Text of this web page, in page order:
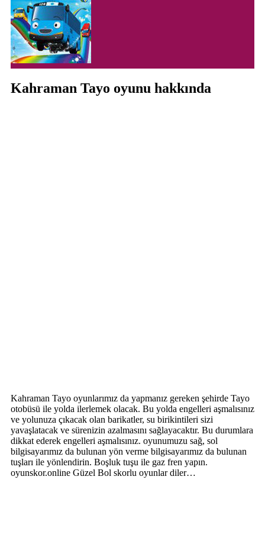
Kahraman Tayo oyunu hakkında
Kahraman Tayo oyunlarımız da yapmanız gereken şehirde Tayo
otobüsü ile yolda ilerlemek olacak. Bu yolda engelleri aşmalısınız
ve yolunuza çıkacak olan barikatler, su birikintileri sizi
yavaşlatacak ve sürenizin azalmasını sağlayacaktır. Bu durumlara
dikkat ederek engelleri aşmalısınız. oyunumuzu sağ, sol
bilgisayarımız da bulunan yön verme bilgisayarımız da bulunan
tuşları ile yönlendirin. Boşluk tuşu ile gaz fren yapın.
oyunskor.online Güzel Bol skorlu oyunlar diler…